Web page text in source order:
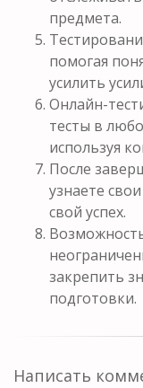
предмета.
помогая
усилить
Онлайн-
тесты в
используя
После
узнаете
свой успех.
закрепить
подготовки.
Написать